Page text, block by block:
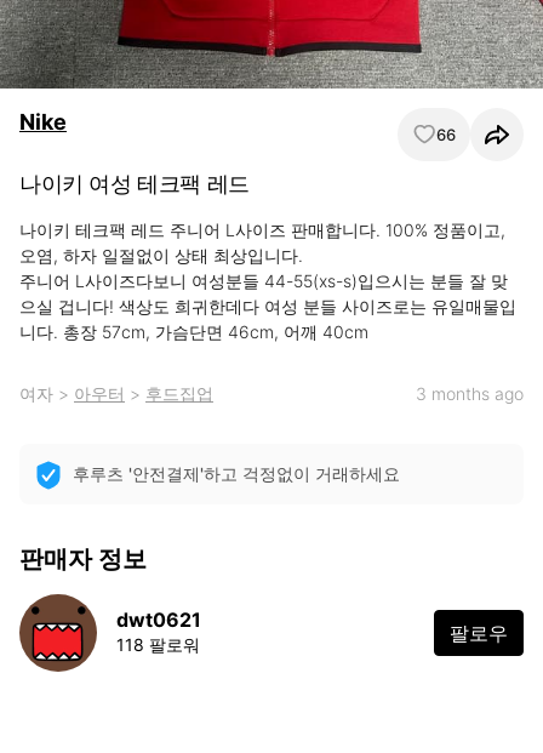
Nike 66
나이키 여성 테크팩 레드
나이키 테크팩 레드 주니어 L사이즈 판매합니다. 100% 정품이고,
오염, 하자 일절없이 상태 최상입니다.
주니어 L사이즈다보니 여성분들 44-55(xs-s)입으시는 분들 잘 맞
으실 겁니다! 색상도 희귀한데다 여성 분들 사이즈로는 유일매물입
니다. 총장 57cm, 가슴단면 46cm, 어깨 40cm
여자 > 아우터 > 후드집업 3 months ago
후루츠 '안전결제'하고 걱정없이 거래하세요
판매자 정보
dwt0621
118 팔로워 팔로우